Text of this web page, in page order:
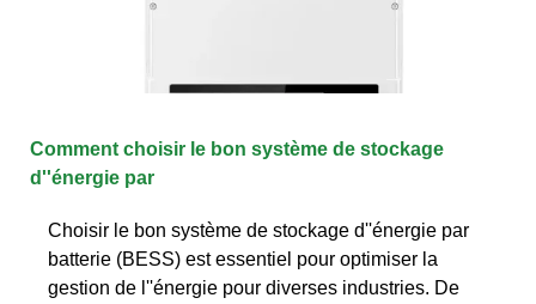
Comment choisir le bon système de stockage
d''énergie par
Choisir le bon système de stockage d''énergie par
batterie (BESS) est essentiel pour optimiser la
gestion de l''énergie pour diverses industries. De